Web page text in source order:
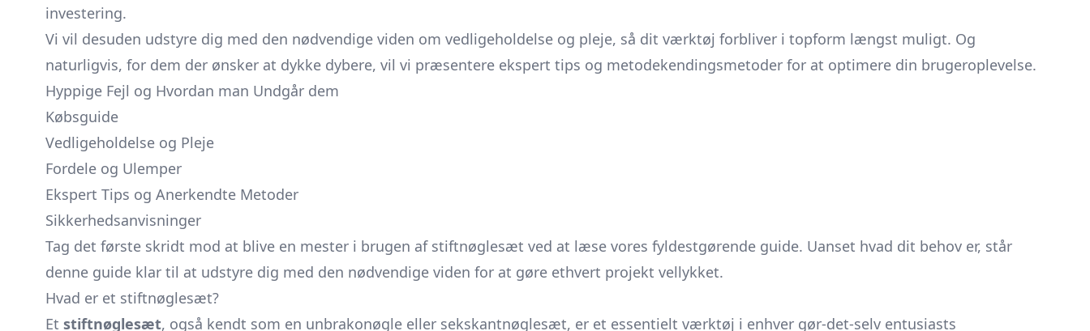
investering.
Vi vil desuden udstyre dig med den nødvendige viden om vedligeholdelse og pleje, så dit værktøj forbliver i topform længst muligt. Og
naturligvis, for dem der ønsker at dykke dybere, vil vi præsentere ekspert tips og metodekendingsmetoder for at optimere din brugeroplevelse.
Hyppige Fejl og Hvordan man Undgår dem
Købsguide
Vedligeholdelse og Pleje
Fordele og Ulemper
Ekspert Tips og Anerkendte Metoder
Sikkerhedsanvisninger
Tag det første skridt mod at blive en mester i brugen af stiftnøglesæt ved at læse vores fyldestgørende guide. Uanset hvad dit behov er, står
denne guide klar til at udstyre dig med den nødvendige viden for at gøre ethvert projekt vellykket.
Hvad er et stiftnøglesæt?
Et stiftnøglesæt, også kendt som en unbrakonøgle eller sekskantnøglesæt, er et essentielt værktøj i enhver gør-det-selv entusiasts